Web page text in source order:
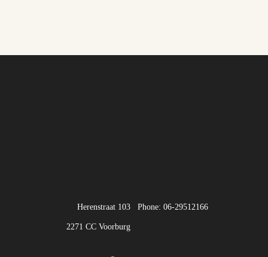
Phone: 06-29512166
Herenstraat 103
2271 CC Voorburg